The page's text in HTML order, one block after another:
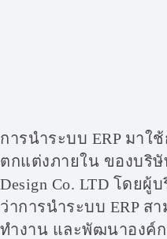
การนำระบบ ERP มาใ
ตกแต่งภายใน ของบริษั
Design Co. LTD โดย
ว่าการนำระบบ ERP ส
ทำงาน และพัฒนาองค์ก